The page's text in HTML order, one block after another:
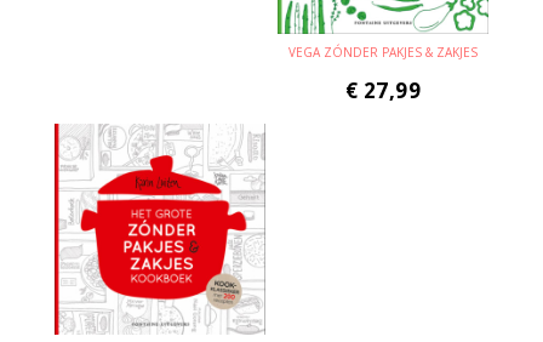
VEGA ZÓNDER PAKJES & ZAKJES
€ 27,99